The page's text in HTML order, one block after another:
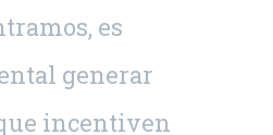
es
generar
incentiven